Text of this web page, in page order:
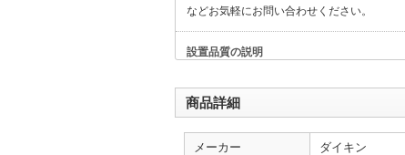
などお気軽にお問い合わせください。
設置品質の説明
ます。
創業26年・価格コム掲載26年の専門店
実績と安心 エアコン工事は保証付き。お
商品詳細
メーカー ダイキン